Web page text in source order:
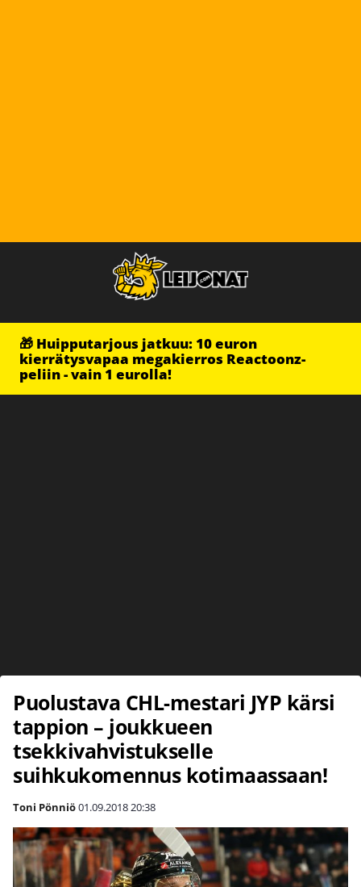
🎁 Huipputarjous jatkuu: 10 euron
kierrätysvapaa megakierros Reactoonz-
peliin - vain 1 eurolla!
Puolustava CHL-mestari JYP kärsi
tappion – joukkueen
tsekkivahvistukselle
suihkukomennus kotimaassaan!
Toni Pönniö01.09.201820:38